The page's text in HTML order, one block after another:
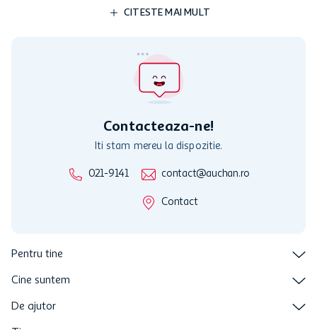
limita a 12 unitati / card client o singura data in perioada promotiei.
activitati in afara celor mentionate in Termene si Conditii. Auchan
nu raspunde pentru imposibilitatea utilizarii Cardului in perioada in
care aceste este suspendat sau in perioada in care sunt efectuate
CITESTE MAI MULT
Contacteaza-ne!
Iti stam mereu la dispozitie.
021-9141 contact@auchan.ro
Contact
Pentru tine
Cine suntem
De ajutor